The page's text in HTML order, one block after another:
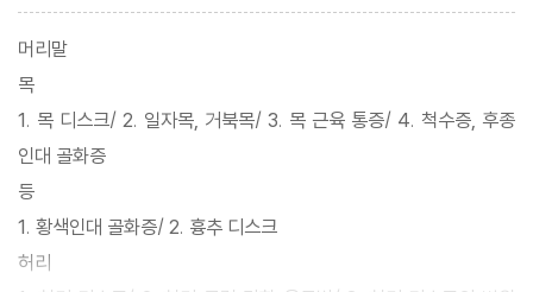
머리말
목
1. 목 디스크/ 2. 일자목, 거북목/ 3. 목 근육 통증/ 4. 척수증, 후종
인대 골화증
등
1. 황색인대 골화증/ 2. 흉추 디스크
허리